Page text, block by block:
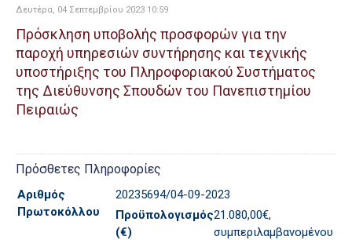
Δευτέρα, 04 Σεπτεμβρίου 2023 10:59
Πρόσκληση υποβολής προσφορών για την
παροχή υπηρεσιών συντήρησης και τεχνικής
υποστήριξης του Πληροφοριακού Συστήματος
της Διεύθυνσης Σπουδών του Πανεπιστημίου
Πειραιώς
Πρόσθετες Πληροφορίες
Αριθμός
Πρωτοκόλλου
20235694/04-09-2023
Προϋπολογισμός
(€)
21.080,00€,
συμπεριλαμβανομένου